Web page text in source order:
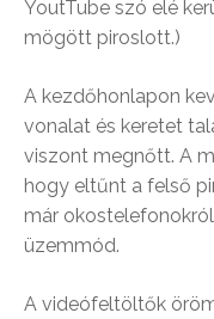
YoutTube szó elé
mögött piroslott.)
A kezdőhonlapon
vonalat és keretet
viszont megnőtt. A
hogy eltűnt a felső
már
üzemmód.
A videófeltöltők